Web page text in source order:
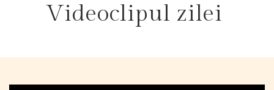
Videoclipul zilei